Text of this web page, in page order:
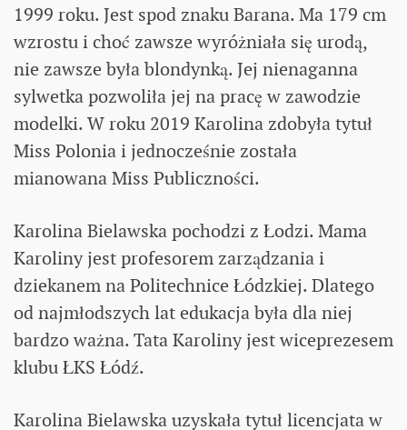
1999 roku. Jest spod znaku Barana. Ma 179 cm
wzrostu i choć zawsze wyróżniała się urodą,
nie zawsze była blondynką. Jej nienaganna
sylwetka pozwoliła jej na pracę w zawodzie
modelki. W roku 2019 Karolina zdobyła tytuł
Miss Polonia i jednocześnie została
mianowana Miss Publiczności.
Karolina Bielawska pochodzi z Łodzi. Mama
Karoliny jest profesorem zarządzania i
dziekanem na Politechnice Łódzkiej. Dlatego
od najmłodszych lat edukacja była dla niej
bardzo ważna. Tata Karoliny jest wiceprezesem
klubu ŁKS Łódź.
Karolina Bielawska uzyskała tytuł licencjata w